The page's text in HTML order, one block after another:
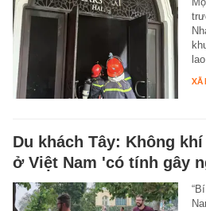
XÃ
Du khách Tây: Không
ở Việt Nam 'có tính gây